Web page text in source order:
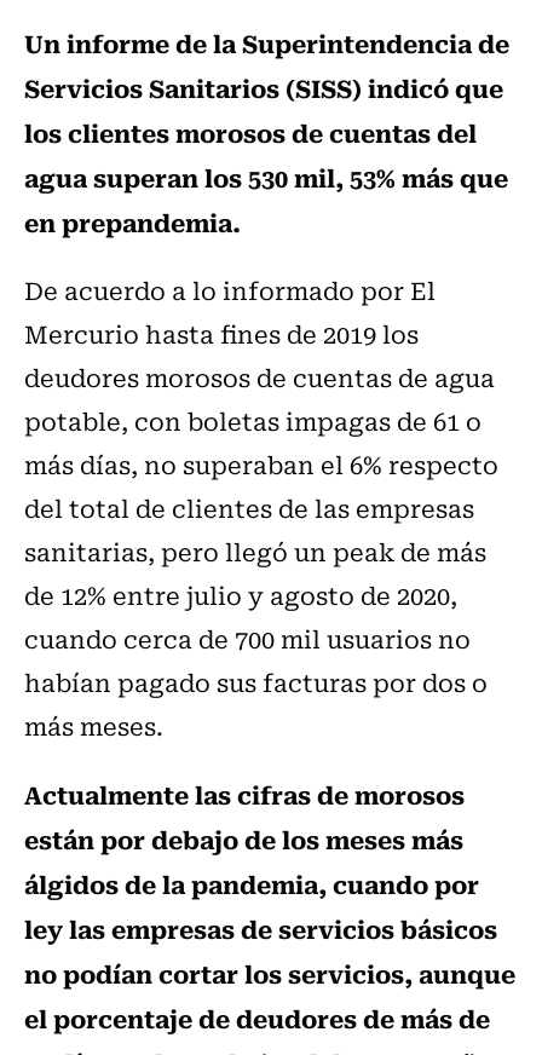
Un informe de la Superintendencia de
Servicios Sanitarios (SISS) indicó que
los clientes morosos de cuentas del
agua superan los 530 mil, 53% más que
en prepandemia.
De acuerdo a lo informado por El
Mercurio hasta fines de 2019 los
deudores morosos de cuentas de agua
potable, con boletas impagas de 61 o
más días, no superaban el 6% respecto
del total de clientes de las empresas
sanitarias, pero llegó un peak de más
de 12% entre julio y agosto de 2020,
cuando cerca de 700 mil usuarios no
habían pagado sus facturas por dos o
más meses.
Actualmente las cifras de morosos
están por debajo de los meses más
álgidos de la pandemia, cuando por
ley las empresas de servicios básicos
no podían cortar los servicios, aunque
el porcentaje de deudores de más de